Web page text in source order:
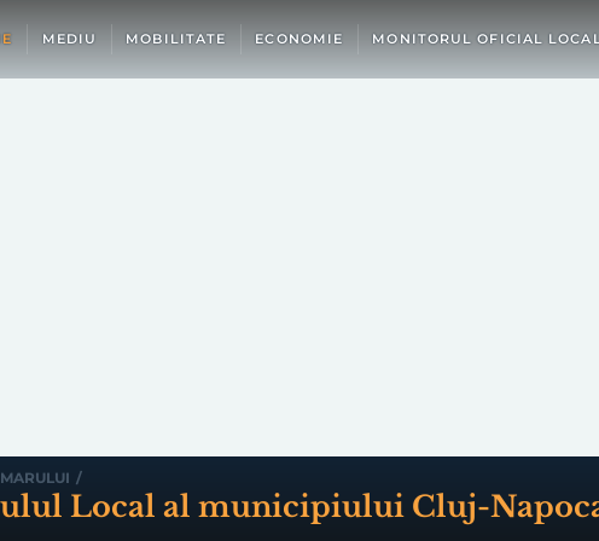
MEDIU MOBILITATE ECONOMIE MONITORUL OFICIAL
/
Local al municipiului Cluj-